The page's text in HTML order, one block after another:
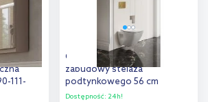
111-
Cersanit Moduo szafka do
zabudowy stelaża
podtynkowego 56 cm
kaszmir S1026-037
Dostępność: 24h!